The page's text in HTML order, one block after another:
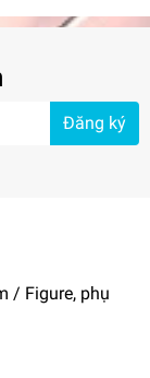
vận chuyển!
Remore
Đăng ký
/ Figure, phụ